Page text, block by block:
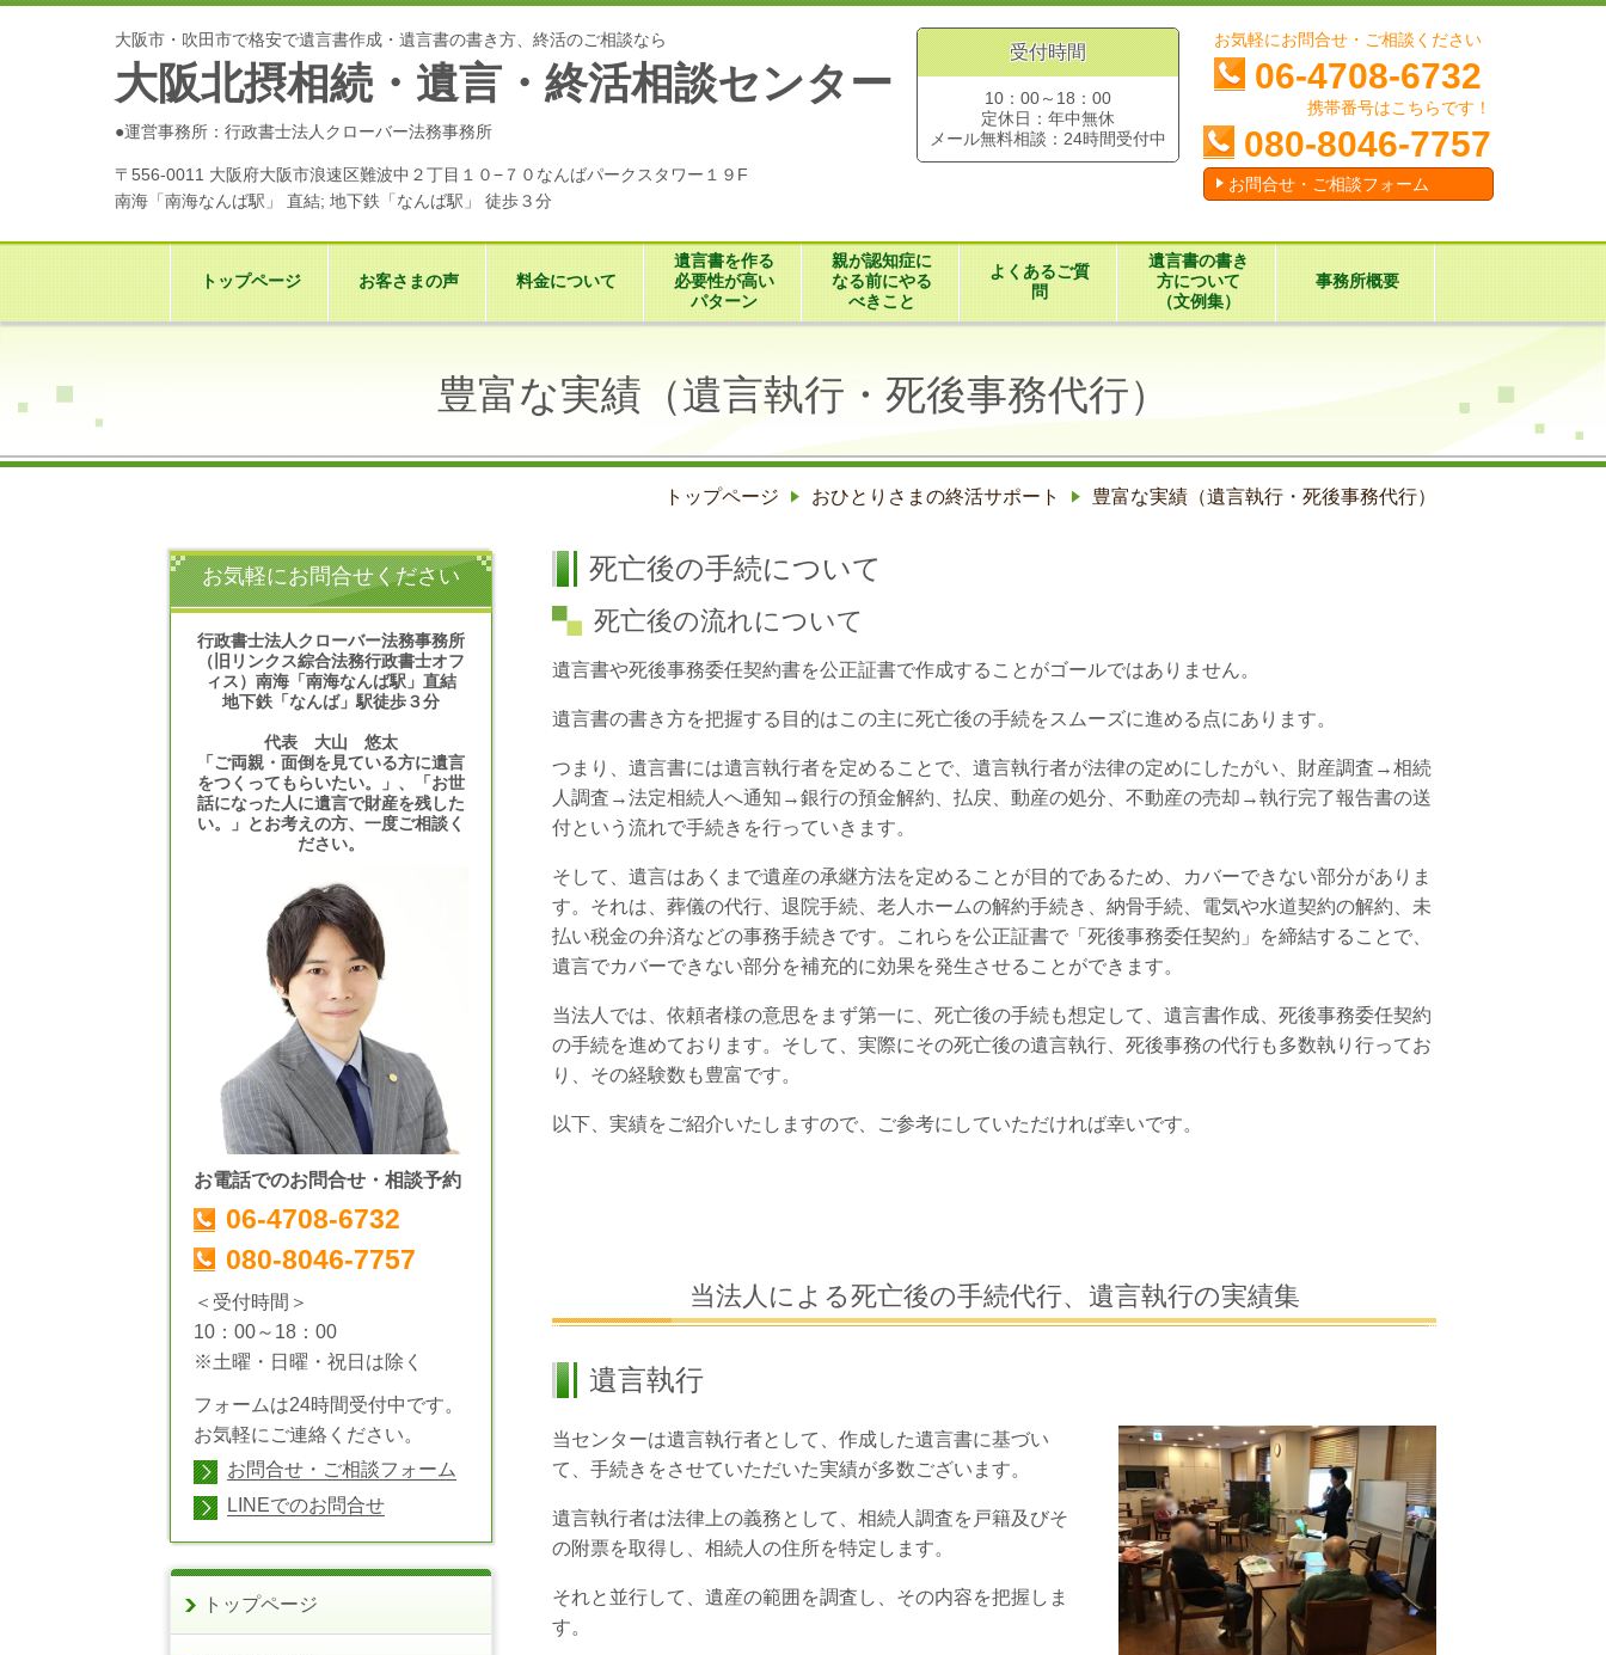
大阪市・吹田市で格安で遺言書作成・遺言書の書き方、終活のご相談なら
大阪北摂相続・遺言・終活相談センター
●運営事務所：行政書士法人クローバー法務事務所
〒556-0011 大阪府大阪市浪速区難波中２丁目１０−７０なんばパークスタワー１９F
南海「南海なんば駅」 直結; 地下鉄「なんば駅」 徒歩３分
受付時間
10：00～18：00
定休日：年中無休
メール無料相談：24時間受付中
お気軽にお問合せ・ご相談ください
06-4708-6732
携帯番号はこちらです！
080-8046-7757
お問合せ・ご相談フォーム
トップページ お客さまの声 料金について
遺言書を作る
必要性が高い
パターン
親が認知症に
なる前にやる
べきこと
よくあるご質
問
遺言書の書き
方について
（文例集）
事務所概要
豊富な実績（遺言執行・死後事務代行）
トップページ おひとりさまの終活サポート 豊富な実績（遺言執行・死後事務代行）
死亡後の手続について
死亡後の流れについて
遺言書や死後事務委任契約書を公正証書で作成することがゴールではありません。
遺言書の書き方を把握する目的はこの主に死亡後の手続をスムーズに進める点にあります。
つまり、遺言書には遺言執行者を定めることで、遺言執行者が法律の定めにしたがい、財産調査→相続
人調査→法定相続人へ通知→銀行の預金解約、払戻、動産の処分、不動産の売却→執行完了報告書の送
付という流れで手続きを行っていきます。
そして、遺言はあくまで遺産の承継方法を定めることが目的であるため、カバーできない部分がありま
す。それは、葬儀の代行、退院手続、老人ホームの解約手続き、納骨手続、電気や水道契約の解約、未
払い税金の弁済などの事務手続きです。これらを公正証書で「死後事務委任契約」を締結することで、
遺言でカバーできない部分を補充的に効果を発生させることができます。
当法人では、依頼者様の意思をまず第一に、死亡後の手続も想定して、遺言書作成、死後事務委任契約
の手続を進めております。そして、実際にその死亡後の遺言執行、死後事務の代行も多数執り行ってお
り、その経験数も豊富です。
以下、実績をご紹介いたしますので、ご参考にしていただければ幸いです。
当法人による死亡後の手続代行、遺言執行の実績集
遺言執行
当センターは遺言執行者として、作成した遺言書に基づい
て、手続きをさせていただいた実績が多数ございます。
遺言執行者は法律上の義務として、相続人調査を戸籍及びそ
の附票を取得し、相続人の住所を特定します。
それと並行して、遺産の範囲を調査し、その内容を把握しま
す。
お気軽にお問合せください
行政書士法人クローバー法務事務所
（旧リンクス綜合法務行政書士オフ
ィス）南海「南海なんば駅」直結
地下鉄「なんば」駅徒歩３分
代表 大山 悠太
「ご両親・面倒を見ている方に遺言
をつくってもらいたい。」、「お世
話になった人に遺言で財産を残した
い。」とお考えの方、一度ご相談く
ださい。
お電話でのお問合せ・相談予約
06-4708-6732
080-8046-7757
＜受付時間＞
10：00～18：00
※土曜・日曜・祝日は除く
フォームは24時間受付中です。
お気軽にご連絡ください。
お問合せ・ご相談フォーム
LINEでのお問合せ
トップページ